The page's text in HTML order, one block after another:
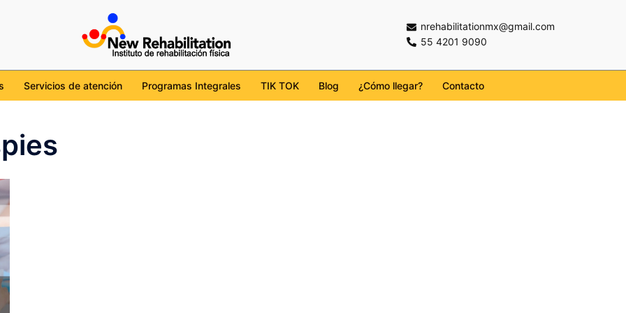
nrehabilitationmx@gmail.com
55 4201 9090
Servicios de atención Programas Integrales TIK TOK Blog ¿Cómo llegar? Contacto